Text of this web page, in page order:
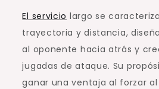
El servicio largo se
trayectoria y distancia,
al oponente hacia atrás y
jugadas de ataque. Su
ganar una ventaja al forzar